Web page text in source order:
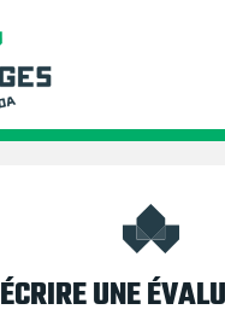
ÉCRIRE UNE